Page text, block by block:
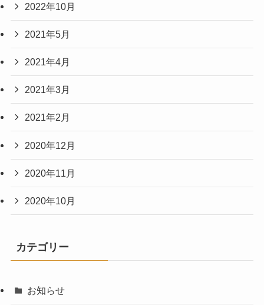
2022年10月
2021年5月
2021年4月
2021年3月
2021年2月
2020年12月
2020年11月
2020年10月
カテゴリー
お知らせ